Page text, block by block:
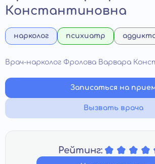
Константиновна
нарколог психиатр
Врач-нарколог Фролова Варвара
Записаться на
Вызвать врача
Рейтинг: